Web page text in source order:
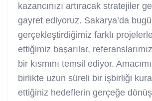
kazancınızı artıracak stratejiler
gayret ediyoruz. Sakarya’da
gerçekleştirdiğimiz farklı
ettiğimiz başarılar,
bir kısmını temsil ediyor.
birlikte uzun süreli bir işbirliği
ettiğiniz hedeflerin gerçeğe